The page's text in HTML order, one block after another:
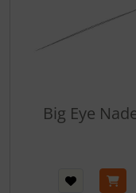
Big Eye